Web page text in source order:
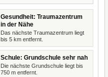
Gesundheit: Traumazentrum
in der Nähe
Das nächste Traumazentrum liegt
bis 5 km entfernt.
Schule: Grundschule sehr nah
Die nächste Grundschule liegt bis
750 m entfernt.